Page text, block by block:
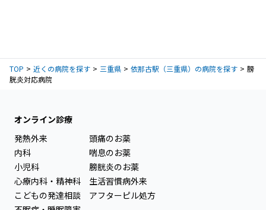
TOP 近くの病院を探す 三重県 依那古駅（三重県）の病院を探す
膀
胱炎対応病院
オンライン診療
発熱外来
内科
小児科
心療内科・精神科
こどもの発達相談
頭痛のお薬
喘息のお薬
膀胱炎のお薬
生活習慣病外来
アフターピル処方